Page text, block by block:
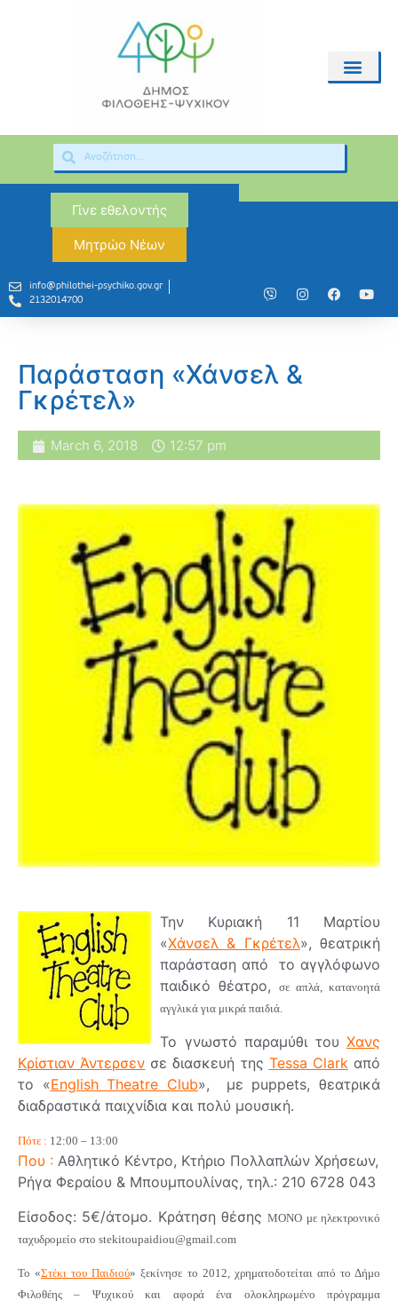
Γίνε εθελοντής
Μητρώο Νέων
info@philothei-psychiko.gov.gr
2132014700
Παράσταση «Χάνσελ &
Γκρέτελ»
March 6, 2018 12:57 pm
Την Κυριακή 11 Μαρτίου
«Χάνσελ & Γκρέτελ», θεατρική
παράσταση από το αγγλόφωνο
παιδικό θέατρο,
σε απλά, κατανοητά
αγγλικά για μικρά παιδιά.
Το γνωστό παραμύθι του Χανς
Κρίστιαν Άντερσεν σε διασκευή της Tessa Clark από
το «English Theatre Club», με puppets, θεατρικά
διαδραστικά παιχνίδια και πολύ μουσική.
Πότε : 12:00 – 13:00
Που : Αθλητικό Κέντρο, Κτήριο Πολλαπλών Χρήσεων,
Ρήγα Φεραίου & Μπουμπουλίνας, τηλ.: 210 6728 043
Είσοδος: 5€/άτομο. Κράτηση θέσηςΜΟΝΟ με ηλεκτρονικό
ταχυδρομείο στο stekitoupaidiou@gmail.com
Το«Στέκι του Παιδιού» ξεκίνησε το 2012, χρηματοδοτείται από το Δήμο
Φιλοθέης – Ψυχικού και αφορά ένα ολοκληρωμένο πρόγραμμα